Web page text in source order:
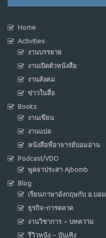
Home
Activities
งานบรรยาย
งานเปิดตัวหนังสือ
งานสังคม
ข่าวในสื่อ
Books
งานเขียน
งานแปล
หนังสือที่อาจารย์บอมอ่าน
Podcast/VDO
พูดจาประสา Ajbomb
Blog
เรียนภาษาอังกฤษกับ อ.บอม
ธุรกิจ-การตลาด
งานวิชาการ – บทความ
รีวิวหนัง – บันเทิง